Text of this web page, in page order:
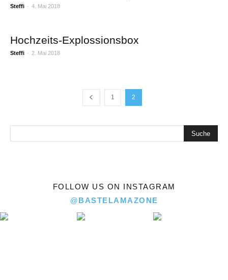
Steffi - 4. Mai 2018
Hochzeits-Explossionsbox
Steffi - 2. Mai 2018
1 2
FOLLOW US ON INSTAGRAM
@BASTELAMAZONE